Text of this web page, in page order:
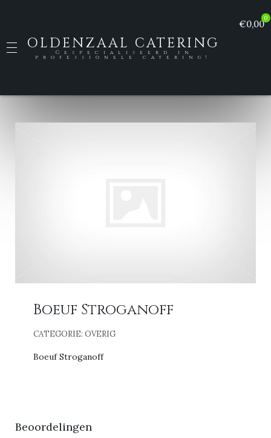
OLDENZAAL CATERING
Gespecialiseerd in
professionele catering!
0
€0,00
Boeuf Stroganoff
CATEGORIE: OVERIG
Boeuf Stroganoff
Beoordelingen